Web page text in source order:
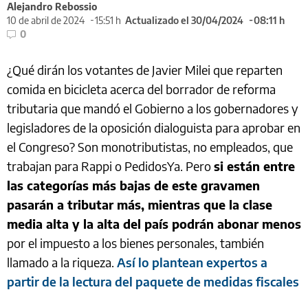
Alejandro Rebossio
10 de abril de 2024
15:51 h Actualizado el 30/04/2024
08:11 h
0
¿Qué dirán los votantes de Javier Milei que reparten
comida en bicicleta acerca del borrador de reforma
tributaria que mandó el Gobierno a los gobernadores y
legisladores de la oposición dialoguista para aprobar en
el Congreso? Son monotributistas, no empleados, que
trabajan para Rappi o PedidosYa. Perosi están entre
las categorías más bajas de este gravamen
pasarán a tributar más, mientras que la clase
media alta y la alta del país podrán abonar menos
por el impuesto a los bienes personales, también
llamado a la riqueza. Así lo plantean expertos a
partir de la lectura del paquete de medidas fiscales